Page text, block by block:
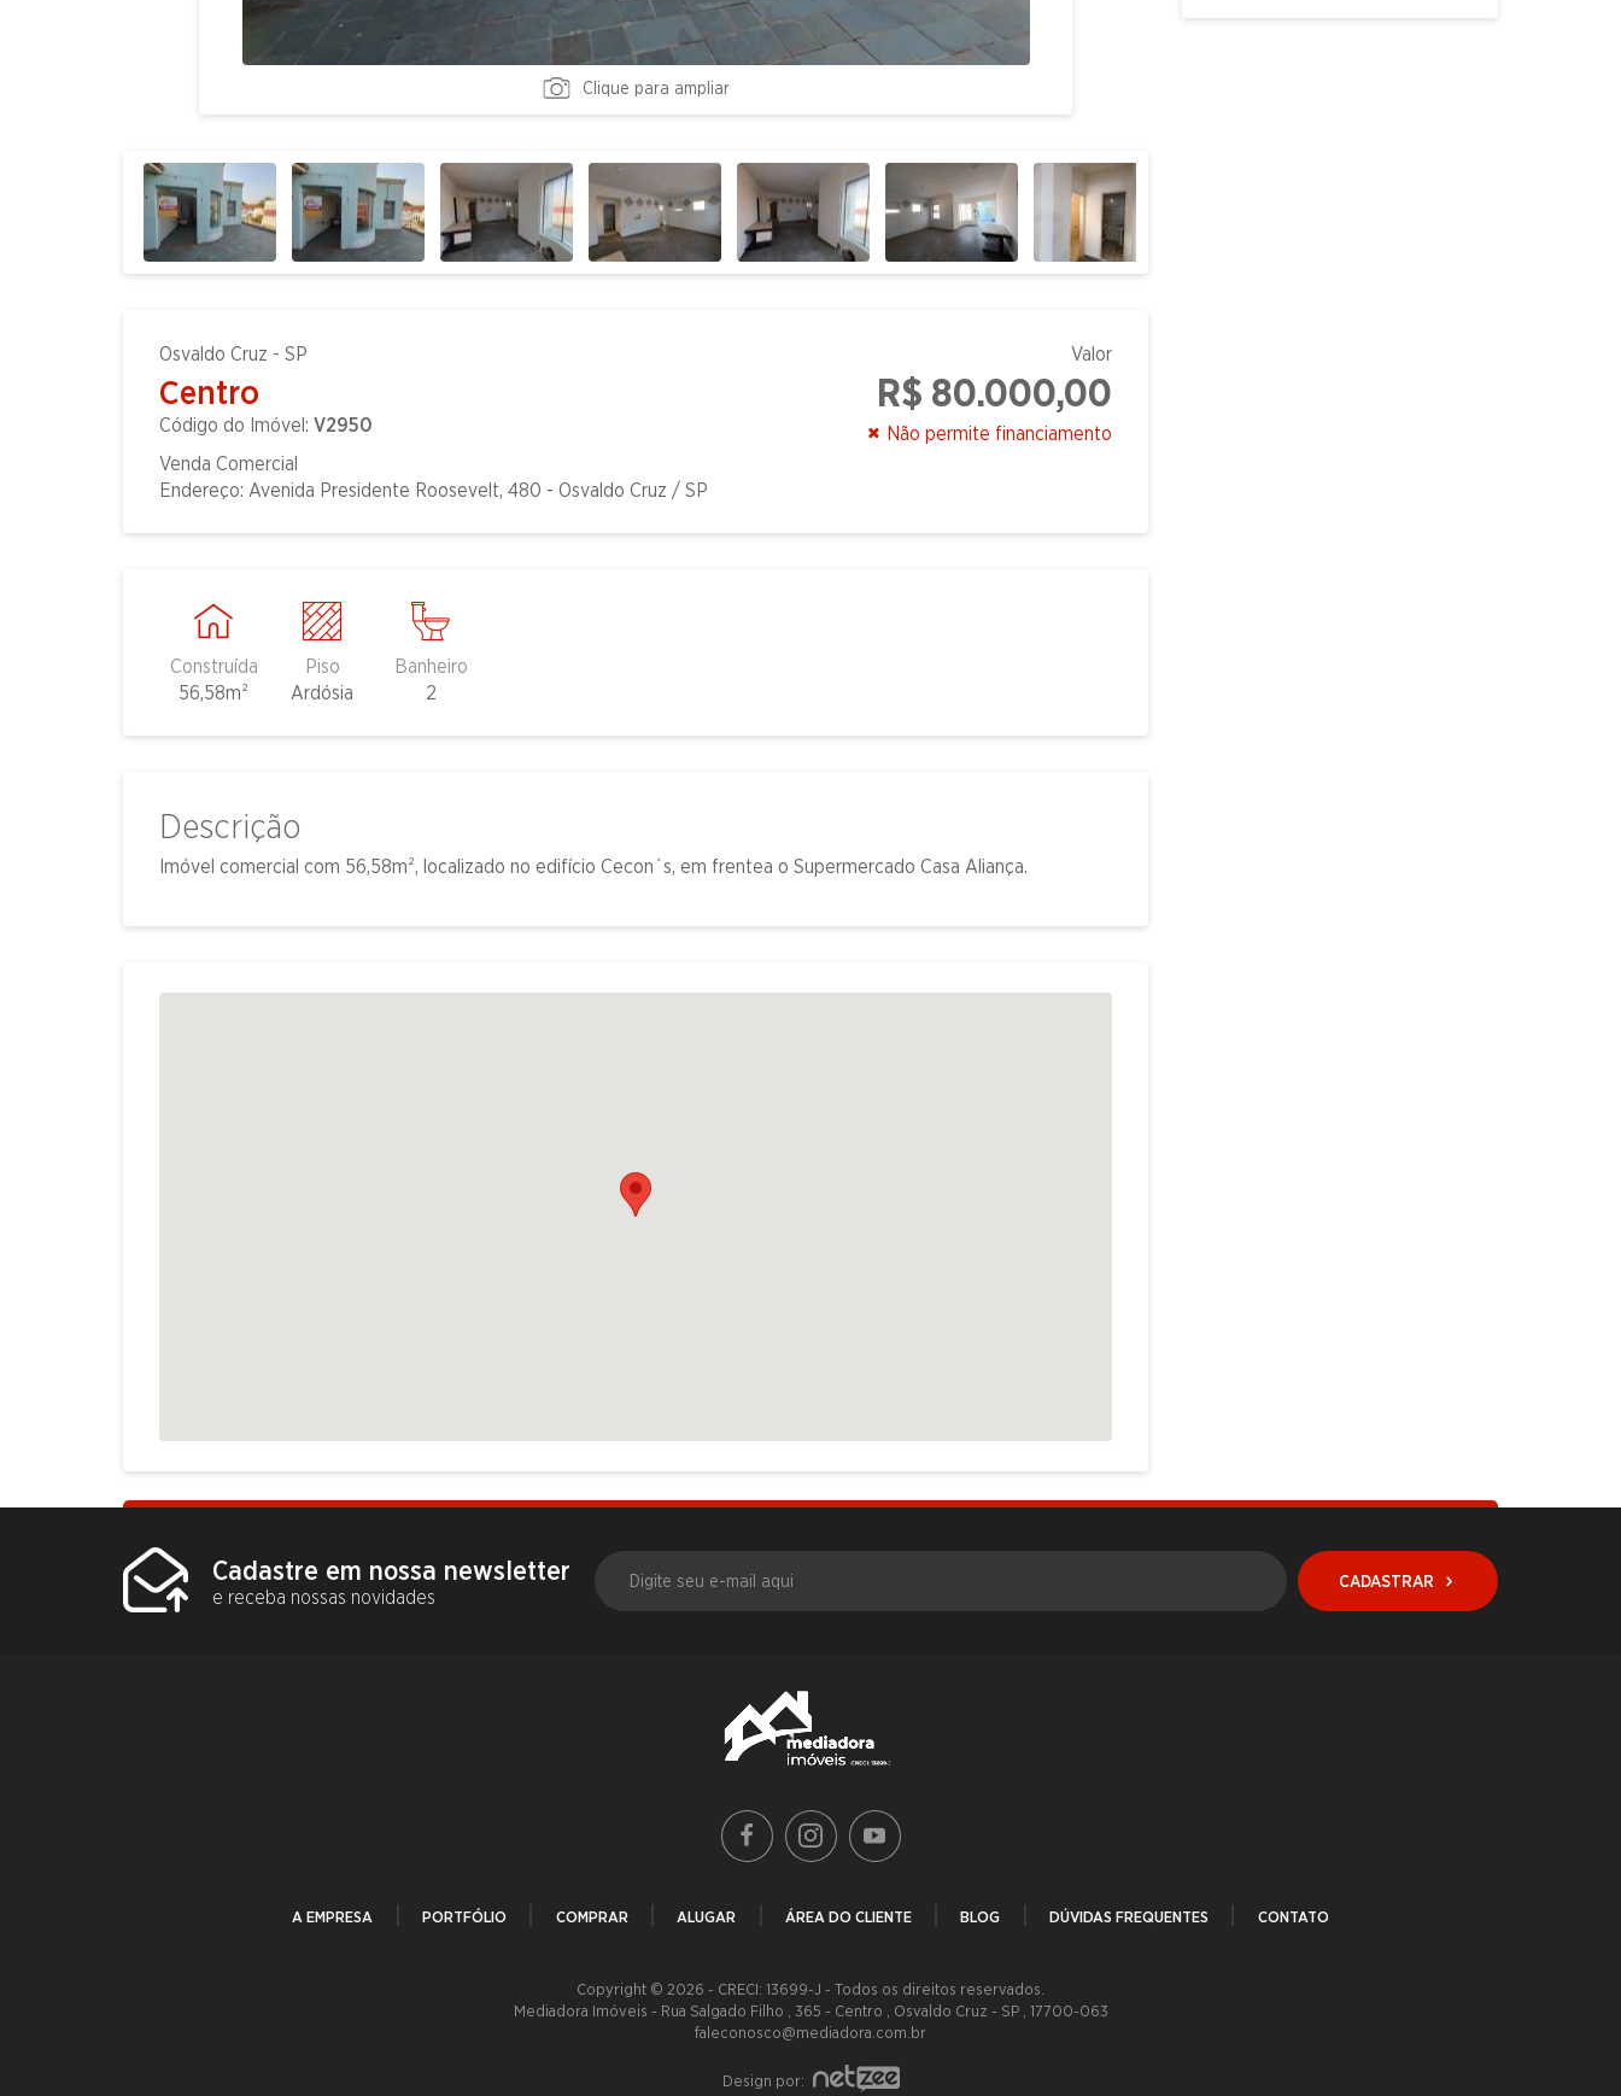
Clique para ampliar
Osvaldo Cruz - SP
Centro
Código do Imóvel: V2950
Venda Comercial
Endereço: Avenida Presidente Roosevelt, 480 - Osvaldo Cruz / SP
Valor
R$ 80.000,00
Não permite financiamento
Construída
56,58m²
Piso
Ardósia
Banheiro
2
Descrição
Imóvel comercial com 56,58m², localizado no edifício Cecon´s, em frentea o Supermercado Casa Aliança.
Cadastre em nossa newsletter
e receba nossas novidades
CADASTRAR
A EMPRESA PORTFÓLIO COMPRAR ALUGAR ÁREA DO CLIENTE BLOG DÚVIDAS FREQUENTES CONTATO
Copyright © 2026 - CRECI: 13699-J - Todos os direitos reservados.
Mediadora Imóveis - Rua Salgado Filho , 365 - Centro , Osvaldo Cruz - SP , 17700-063
faleconosco@mediadora.com.br
Design por: